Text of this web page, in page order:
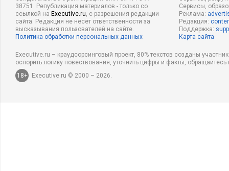
38751. Републикация материалов - только со
ссылкой на Executive.ru, с разрешения редакции
сайта. Редакция не несет ответственности за
высказывания пользователей на сайте.
Политика обработки персональных данных
Сервисы,
Реклама:
Редакция:
Поддержка:
Карта сайта
Executive.ru – краудсорсинговый проект, 80% текстов созданы
оспорить логику повествования, уточнить цифры и факты,
18+
Executive.ru © 2000 – 2026.